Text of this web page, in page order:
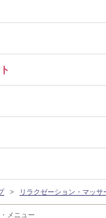
メニュー
リラクゼーション・マッ